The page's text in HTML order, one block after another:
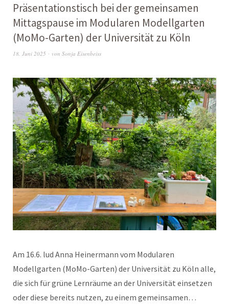
Präsentationstisch bei der gemeinsamen
Mittagspause im Modularen Modellgarten
(MoMo-Garten) der Universität zu Köln
18. Juni 2025 von Sonja Eisenbeiss
Am 16.6. lud Anna Heinermann vom Modularen
Modellgarten (MoMo-Garten) der Universität zu Köln alle,
die sich für grüne Lernräume an der Universität einsetzen
oder diese bereits nutzen, zu einem gemeinsamen…